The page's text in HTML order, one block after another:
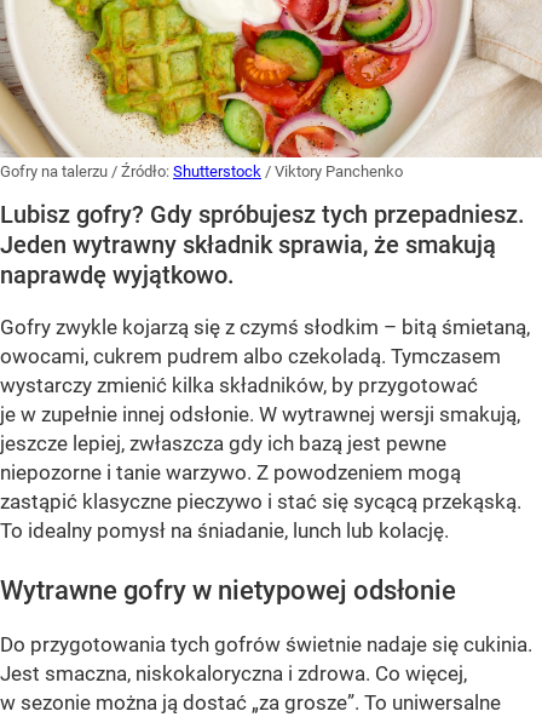
Gofry na talerzu / Źródło: Shutterstock / Viktory Panchenko
Lubisz gofry? Gdy spróbujesz tych przepadniesz.
Jeden wytrawny składnik sprawia, że smakują
naprawdę wyjątkowo.
Gofry zwykle kojarzą się z czymś słodkim – bitą śmietaną,
owocami, cukrem pudrem albo czekoladą. Tymczasem
wystarczy zmienić kilka składników, by przygotować
je w zupełnie innej odsłonie. W wytrawnej wersji smakują,
jeszcze lepiej, zwłaszcza gdy ich bazą jest pewne
niepozorne i tanie warzywo. Z powodzeniem mogą
zastąpić klasyczne pieczywo i stać się sycącą przekąską.
To idealny pomysł na śniadanie, lunch lub kolację.
Wytrawne gofry w nietypowej odsłonie
Do przygotowania tych gofrów świetnie nadaje się cukinia.
Jest smaczna, niskokaloryczna i zdrowa. Co więcej,
w sezonie można ją dostać „za grosze”. To uniwersalne